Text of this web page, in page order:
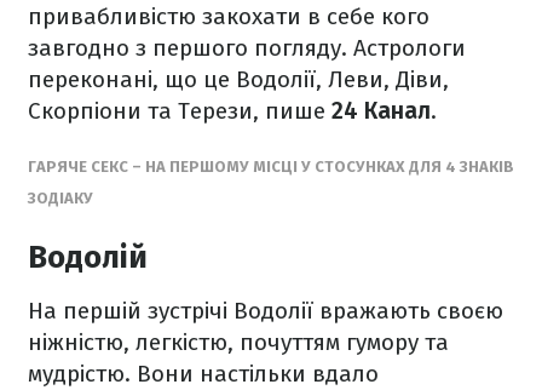
привабливістю закохати в себе кого
завгодно з першого погляду. Астрологи
переконані, що це Водолії, Леви, Діви,
Скорпіони та Терези, пише 24 Канал.
ГАРЯЧЕ СЕКС – НА ПЕРШОМУ МІСЦІ У СТОСУНКАХ ДЛЯ 4 ЗНАКІВ
ЗОДІАКУ
Водолій
На першій зустрічі Водолії вражають своєю
ніжністю, легкістю, почуттям гумору та
мудрістю. Вони настільки вдало